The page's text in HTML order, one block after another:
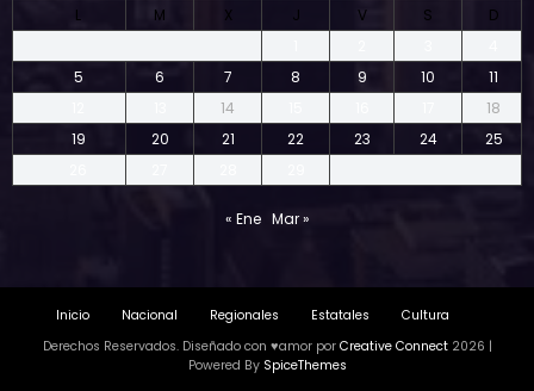
L
M X J V S
D
5
6 7 8 9 10
11
14
18
19
20 21 22 23 24
25
« Ene Mar »
Inicio Nacional Regionales Estatales
Cultura
Derechos Reservados. Diseñado con ♥amor por Creative Connect2026 |
Powered By SpiceThemes